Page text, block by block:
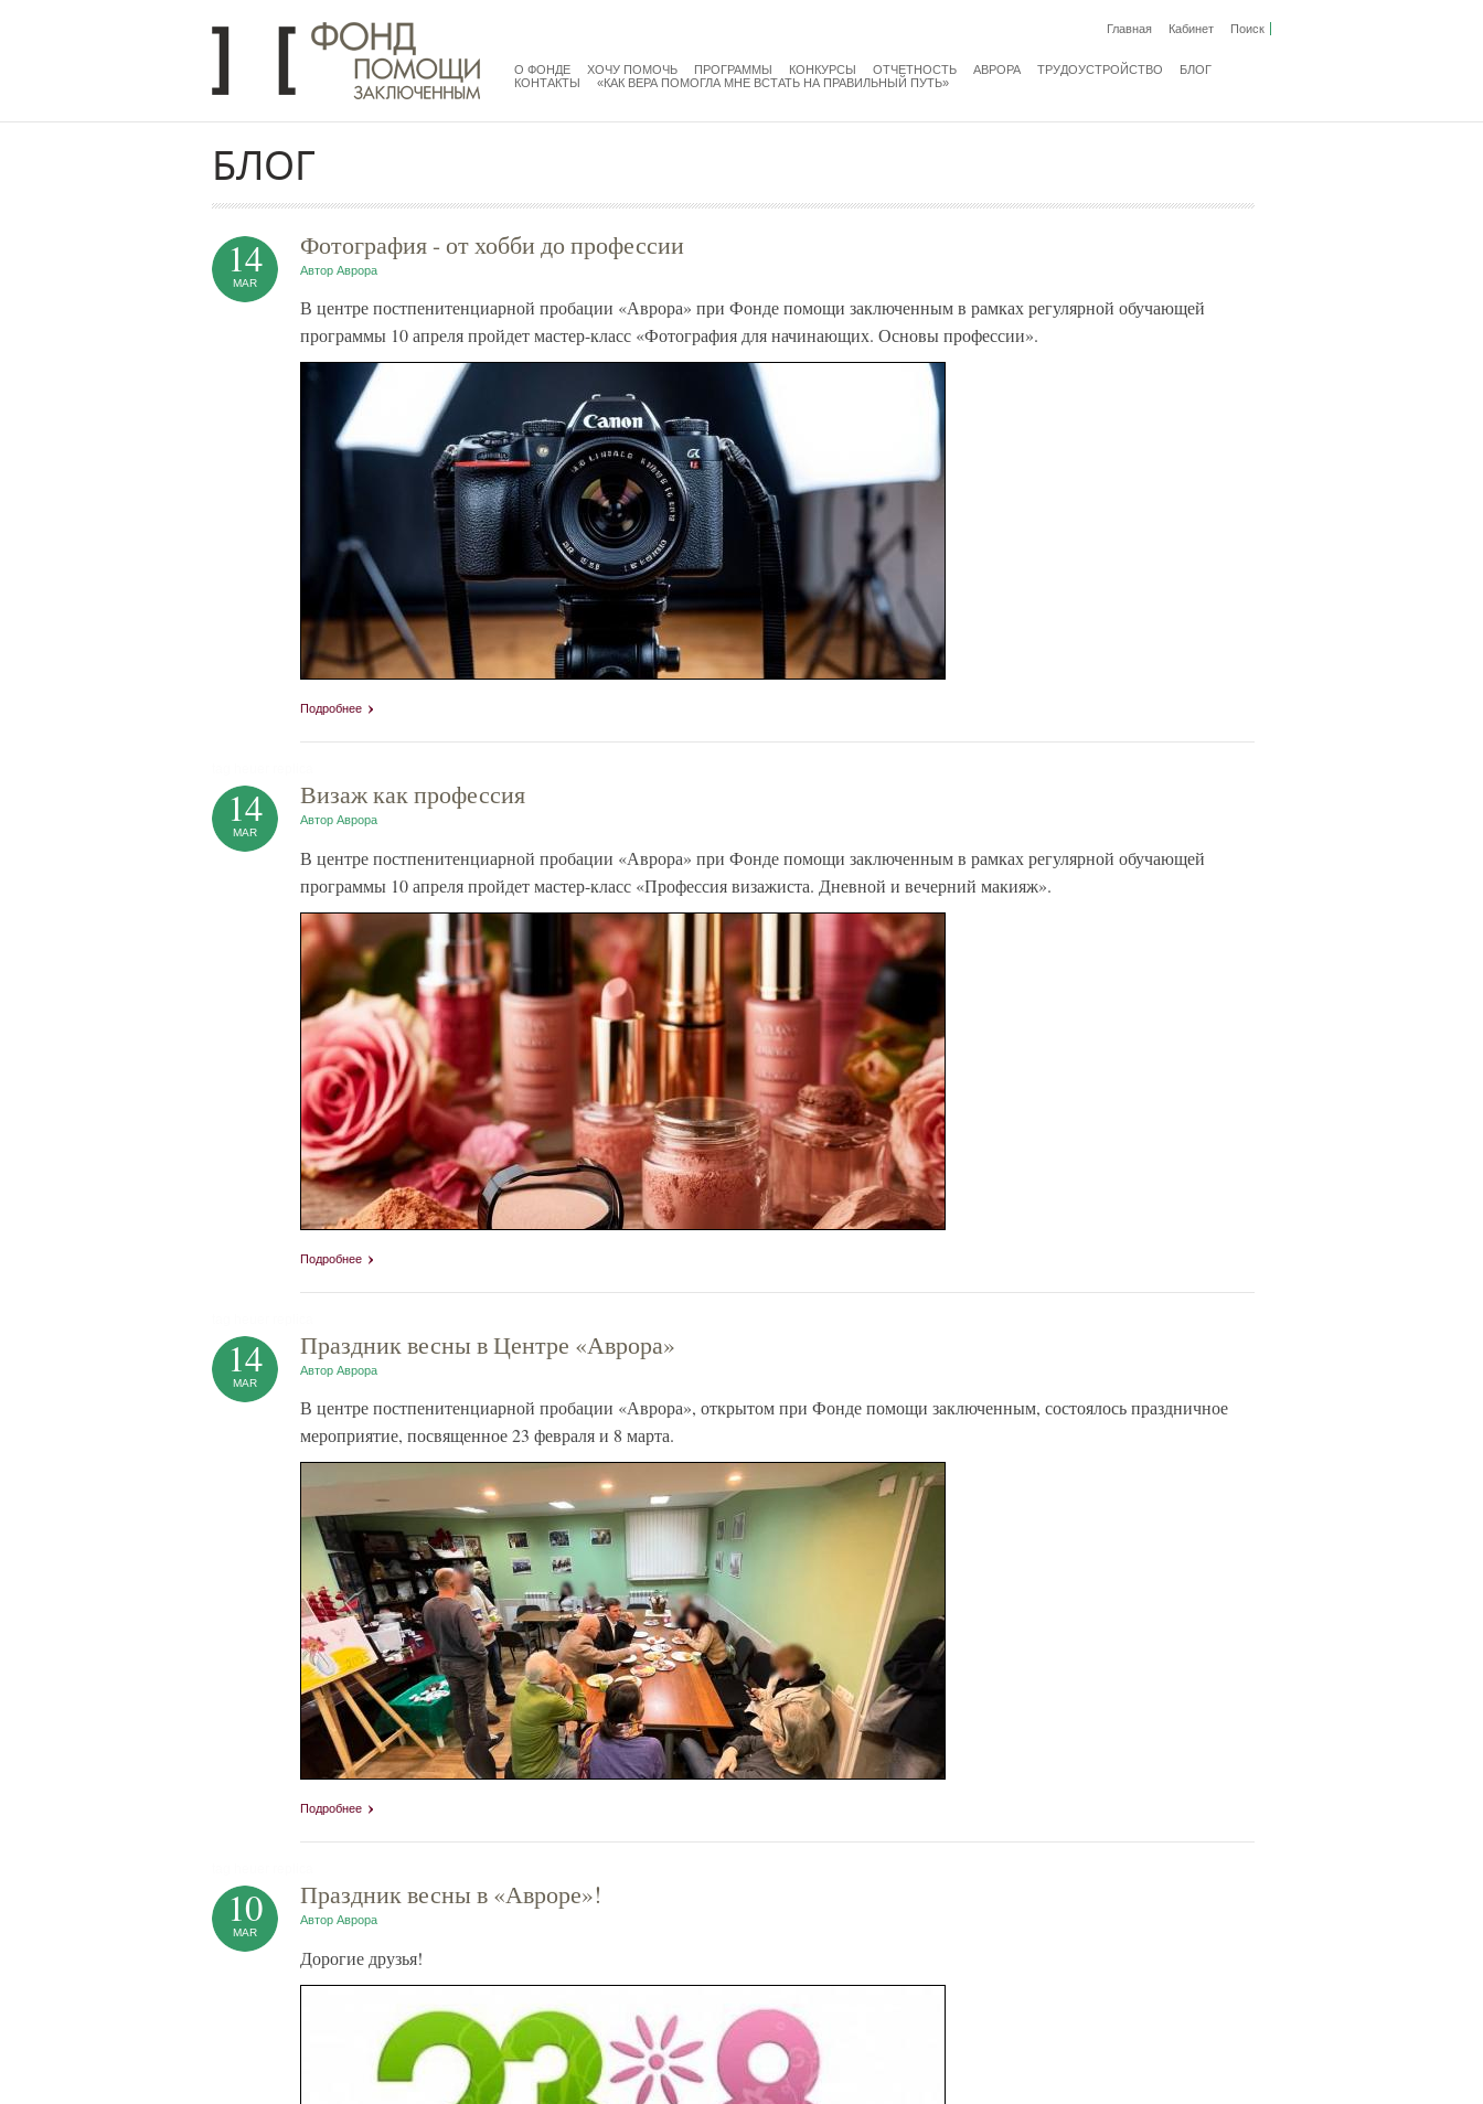
Главная Кабинет Поиск
mainmenu
О ФОНДЕ ХОЧУ ПОМОЧЬ ПРОГРАММЫ КОНКУРСЫ ОТЧЕТНОСТЬ АВРОРА ТРУДОУСТРОЙСТВО
БЛОГ
КОНТАКТЫ
«КАК ВЕРА ПОМОГЛА МНЕ ВСТАТЬ НА ПРАВИЛЬНЫЙ ПУТЬ»
БЛОГ
Фотография - от хобби до профессии
Автор Аврора
14
MAR
В центре постпенитенциарной пробации «Аврора» при Фонде помощи заключенным в рамках регулярной обучающей
программы 10 апреля пройдет мастер-класс «Фотография для начинающих. Основы профессии».
Подробнее
Визаж как профессия
Автор Аврора
14
MAR
В центре постпенитенциарной пробации «Аврора» при Фонде помощи заключенным в рамках регулярной обучающей
программы 10 апреля пройдет мастер-класс «Профессия визажиста. Дневной и вечерний макияж».
Подробнее
Праздник весны в Центре «Аврора»
Автор Аврора
14
MAR
В центре постпенитенциарной пробации «Аврора», открытом при Фонде помощи заключенным, состоялось праздничное
мероприятие, посвященное 23 февраля и 8 марта.
Подробнее
Праздник весны в «Авроре»!
Автор Аврора
10
MAR
Дорогие друзья!